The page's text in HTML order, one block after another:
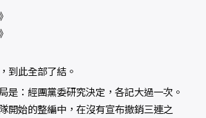
到此全部了結。
是：經團黨委研究決定，各記大過一次。
開始的整編中，在沒有宣布撤銷三連之